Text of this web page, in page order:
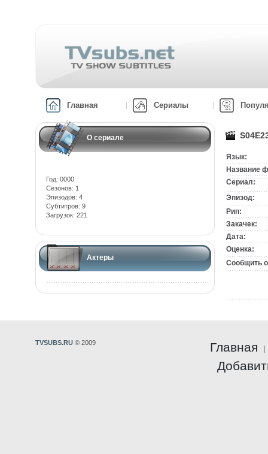
Главная Сериалы
О сериале
Год: 0000
Сезонов: 1
Эпизодов: 4
Субтитров: 9
Загрузок: 221
Актеры
Язык:
Название
Сериал:
Эпизод:
Рип:
Закачек:
Дата:
Оценка:
Сообщить
Главная
TVSUBS.RU © 2009